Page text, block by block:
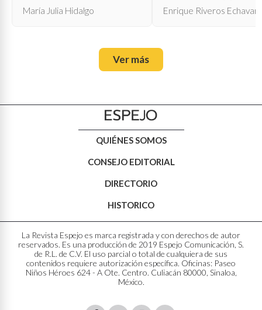
María Julia Hidalgo Enrique Riveros
Ver más
QUIÉNES SOMOS
CONSEJO EDITORIAL
DIRECTORIO
HISTORICO
La Revista Espejo es marca registrada y con derechos de autor
reservados. Es una producción de 2019 Espejo Comunicación, S.
de R.L. de C.V. El uso parcial o total de cualquiera de sus
contenidos requiere autorización específica. Oficinas: Paseo
Niños Héroes 624 - A Ote. Centro. Culiacán 80000, Sinaloa,
México.